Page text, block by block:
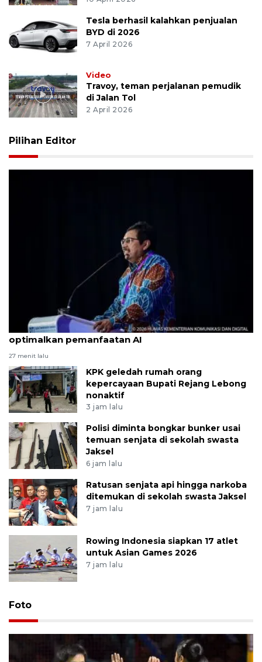
Tesla berhasil kalahkan penjualan
BYD di 2026
7 April 2026
Video
Travoy, teman perjalanan pemudik
di Jalan Tol
2 April 2026
Pilihan Editor
Pemerintah sasar cakupan 5G nasional 2029
optimalkan pemanfaatan AI
27 menit lalu
KPK geledah rumah orang
kepercayaan Bupati Rejang Lebong
nonaktif
3 jam lalu
Polisi diminta bongkar bunker usai
temuan senjata di sekolah swasta
Jaksel
6 jam lalu
Ratusan senjata api hingga narkoba
ditemukan di sekolah swasta Jaksel
7 jam lalu
Rowing Indonesia siapkan 17 atlet
untuk Asian Games 2026
7 jam lalu
Foto